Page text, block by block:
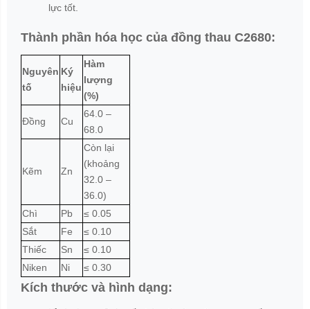
lực tốt.
Thành phần hóa học của đồng thau C2680:
Nguyên
tố
Ký
hiệu
Hàm
lượng
(%)
Đồng Cu
64.0 –
68.0
Kẽm Zn
Còn lại
(khoảng
32.0 –
36.0)
Chì
Pb
≤ 0.05
Sắt
Fe
≤ 0.10
Thiếc
Sn
≤ 0.10
Niken
Ni ≤ 0.30
Kích thước và hình dạng: